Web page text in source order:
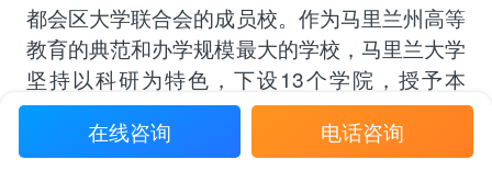
都会区大学联合会的成员校。作为马里兰州高等
教育的典范和办学规模最大的学校，马里兰大学
坚持以科研为特色，下设13个学院，授予本
科、硕士、博士学位和各种技术职称。
大西洋海岸联盟
在线咨询 电话咨询